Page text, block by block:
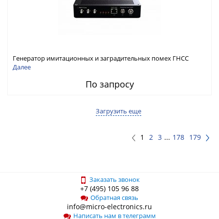
Генератор имитационных и заградительных помех ГНСС
RFТех ГНСП-4400
Далее
По запросу
Загрузить еще
1 2 3 ... 178 179
Заказать звонок
+7 (495) 105 96 88
Обратная связь
info@micro-electronics.ru
Написать нам в телеграмм